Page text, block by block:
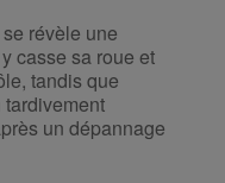
révèle une
casse sa roue et
tandis que
tardivement
un dépannage